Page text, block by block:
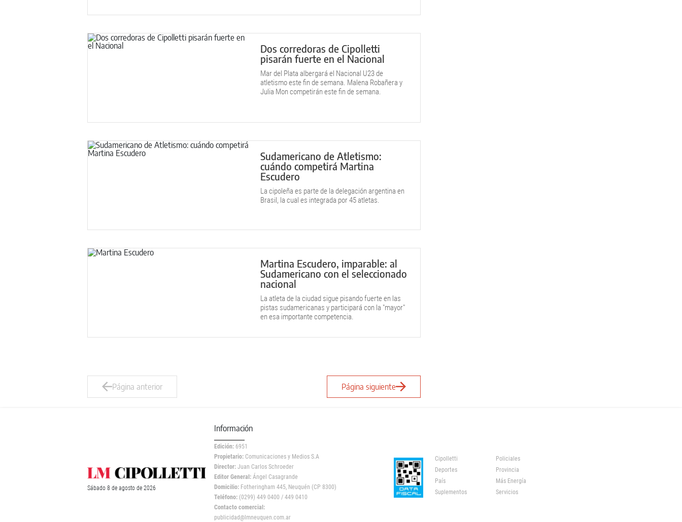
Dos corredoras de Cipolletti
pisarán fuerte en el Nacional
Mar del Plata albergará el Nacional U23 de
atletismo este fin de semana. Malena Robañera y
Julia Mon competirán este fin de semana.
Sudamericano de Atletismo:
cuándo competirá Martina
Escudero
La cipoleña es parte de la delegación argentina en
Brasil, la cual es integrada por 45 atletas.
Martina Escudero, imparable: al
Sudamericano con el seleccionado
nacional
La atleta de la ciudad sigue pisando fuerte en las
pistas sudamericanas y participará con la "mayor"
en esa importante competencia.
Página anterior Página siguiente
Sábado 8 de agosto de 2026
Información
Edición: 6951
Propietario: Comunicaciones y Medios S.A
Director: Juan Carlos Schroeder
Editor General: Ángel Casagrande
Domicilio: Fotheringham 445, Neuquén (CP 8300)
Teléfono: (0299) 449 0400 / 449 0410
Contacto comercial:
publicidad@lmneuquen.com.ar
Cipolletti
Policiales
Deportes
Provincia
País
Más Energía
Suplementos
Servicios